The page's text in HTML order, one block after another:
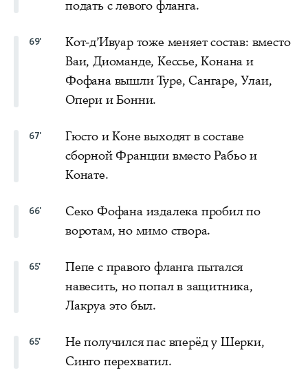
подать с левого фланга.
69'
Кот-д’Ивуар тоже меняет состав: вместо
Ваи, Диоманде, Кессье, Конана и
Фофана вышли Туре, Сангаре, Улаи,
Опери и Бонни.
67'
Гюсто и Коне выходят в составе
сборной Франции вместо Рабьо и
Конате.
66'
Секо Фофана издалека пробил по
воротам, но мимо створа.
65'
Пепе с правого фланга пытался
навесить, но попал в защитника,
Лакруа это был.
65'
Не получился пас вперёд у Шерки,
Синго перехватил.